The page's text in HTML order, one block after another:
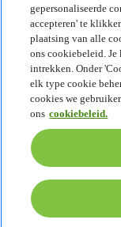
gepersonaliseerde
accepteren' te
plaatsing van alle
ons cookiebeleid. Je
intrekken. Onder
elk type cookie
cookies we
ons cookiebeleid.